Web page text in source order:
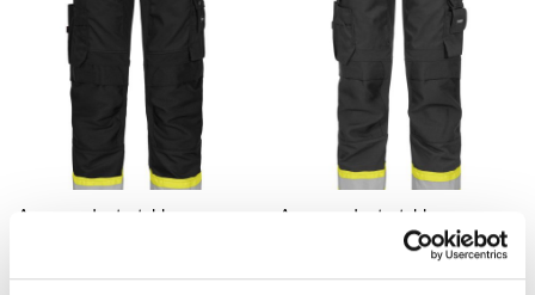
Avancerade stretchbyxor Avancerade stretchbyxor
exkl. moms